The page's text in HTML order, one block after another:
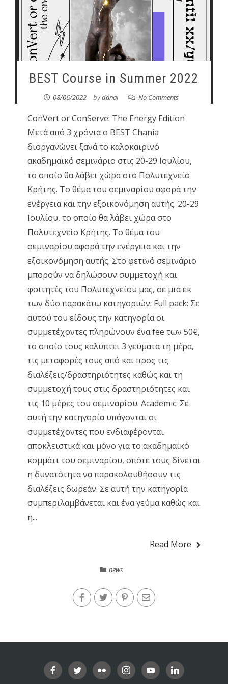
BEST Course in Summer 2022
08/06/2022 bydanai No Comments
ConVert or ConServe: The Energy Edition
Μετά από 3 χρόνια ο BEST Chania
διοργανώνει ξανά το καλοκαιρινό
ακαδημαϊκό σεμινάριο στις 20-29 Ιουλίου,
το οποίο θα λάβει χώρα στο Πολυτεχνείο
Κρήτης. Το θέμα του σεμιναρίου αφορά την
ενέργεια και την εξοικονόμηση αυτής. 20-29
Ιουλίου, το οποίο θα λάβει χώρα στο
Πολυτεχνείο Κρήτης. Το θέμα του
σεμιναρίου αφορά την ενέργεια και την
εξοικονόμηση αυτής. Στο φετινό σεμινάριο
μπορούν να δηλώσουν συμμετοχή και
φοιτητές του Πολυτεχνείου μας, σε μια εκ
των δύο παρακάτω κατηγοριών: Full pack: Σε
αυτού του είδους την κατηγορία οι
συμμετέχοντες πληρώνουν ένα fee των 50€,
το οποίο τους καλύπτει 3 γεύματα τη μέρα,
τις μεταφορές τους από και προς τις
διαλέξεις/δραστηριότητες καθώς και τη
συμμετοχή τους στις δραστηριότητες και
τις 10 μέρες του σεμιναρίου. Academic: Σε
αυτή την κατηγορία υπάγονται οι
συμμετέχοντες που ενδιαφέρονται
αποκλειστικά και μόνο για το ακαδημαϊκό
κομμάτι του σεμιναρίου, οπότε τους δίνεται
η δυνατότητα να παρακολουθήσουν τις
διαλέξεις δωρεάν. Σε αυτή την κατηγορία
συμπεριλαμβάνεται και ένα γεύμα καθώς και
η...
Read More
news